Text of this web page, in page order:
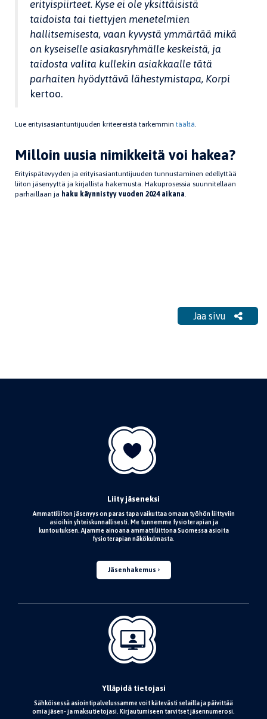
erityispiirteet. Kyse ei ole yksittäisistä
taidoista tai tiettyjen menetelmien
hallitsemisesta, vaan kyvystä ymmärtää mikä
on kyseiselle asiakasryhmälle keskeistä, ja
taidosta valita kullekin asiakkaalle tätä
parhaiten hyödyttävä lähestymistapa, Korpi
kertoo.
Lue erityisasiantuntijuuden kriteereistä tarkemmin täältä.
Milloin uusia nimikkeitä voi hakea?
Erityispätevyyden ja erityisasiantuntijuuden tunnustaminen edellyttää
liiton jäsenyyttä ja kirjallista hakemusta. Hakuprosessia suunnitellaan
parhaillaan ja haku käynnistyy vuoden 2024 aikana.
Jaa sivu
Liity jäseneksi
Ammattiliiton jäsenyys on paras tapa vaikuttaa omaan työhön liittyviin
asioihin yhteiskunnallisesti. Me tunnemme fysioterapian ja
kuntoutuksen. Ajamme ainoana ammattiliittona Suomessa asioita
fysioterapian näkökulmasta.
Jäsenhakemus
Ylläpidä tietojasi
Sähköisessä asiointipalvelussamme voit kätevästi selailla ja päivittää
omia jäsen- ja maksutietojasi. Kirjautumiseen tarvitset jäsennumerosi.